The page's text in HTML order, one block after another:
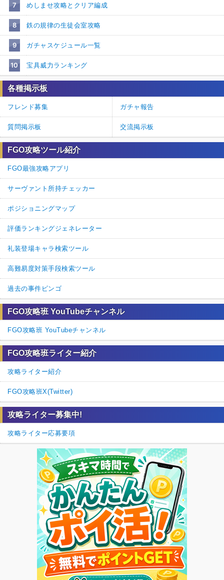
7 めしませ攻略とクリア編成
8 鉄の規律の生徒会室攻略
9 ガチャスケジュール一覧
10 宝具威力ランキング
各種掲示板
フレンド募集 ガチャ報告
質問掲示板 交流掲示板
FGO攻略ツール紹介
FGO最強攻略アプリ
サーヴァント所持チェッカー
ポジショニングマップ
評価ランキングジェネレーター
礼装登場キャラ検索ツール
高難易度対策手段検索ツール
過去の事件ビンゴ
FGO攻略班 YouTubeチャンネル
FGO攻略班 YouTubeチャンネル
FGO攻略班ライター紹介
攻略ライター紹介
FGO攻略班X(Twitter)
攻略ライター募集中!
攻略ライター応募要項